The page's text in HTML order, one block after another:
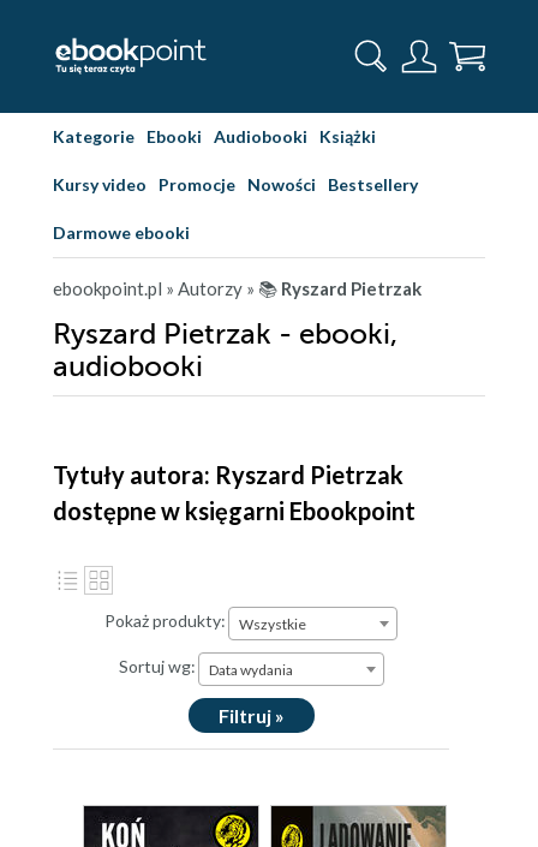
Kategorie Ebooki Audiobooki Książki
Kursy video Promocje Nowości Bestsellery
Darmowe ebooki
ebookpoint.pl » Autorzy » 📚 Ryszard Pietrzak
Ryszard Pietrzak - ebooki,
audiobooki
Tytuły autora: Ryszard Pietrzak
dostępne w księgarni Ebookpoint
Pokaż produkty: Wszystkie
Sortuj wg: Data wydania
Filtruj »